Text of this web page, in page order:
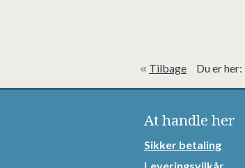
Tilbage Du er her:
At handle her
Sikker betaling
Leveringsvilkår